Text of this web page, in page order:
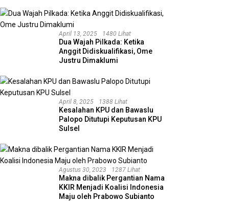
April 13, 2025 1480 Lihat
Dua Wajah Pilkada: Ketika
Anggit Didiskualifikasi, Ome
Justru Dimaklumi
April 8, 2025 1388 Lihat
Kesalahan KPU dan Bawaslu
Palopo Ditutupi Keputusan KPU
Sulsel
Agustus 30, 2023 1287 Lihat
Makna dibalik Pergantian Nama
KKIR Menjadi Koalisi Indonesia
Maju oleh Prabowo Subianto